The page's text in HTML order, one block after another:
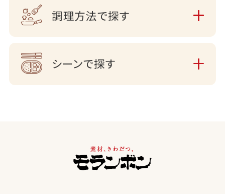
調理方法で探す
シーンで探す